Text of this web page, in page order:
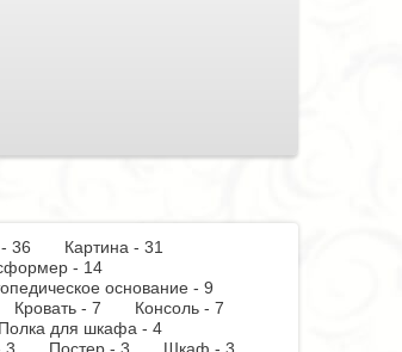
- 36
Картина - 31
- 14
основание - 9
Кровать - 7
Консоль - 7
Полка для шкафа - 4